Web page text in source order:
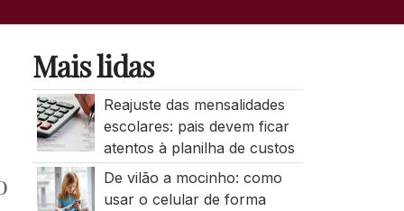
Mais lidas
Reajuste das mensalidades
escolares: pais devem ficar
atentos à planilha de custos
De vilão a mocinho: como
usar o celular de forma